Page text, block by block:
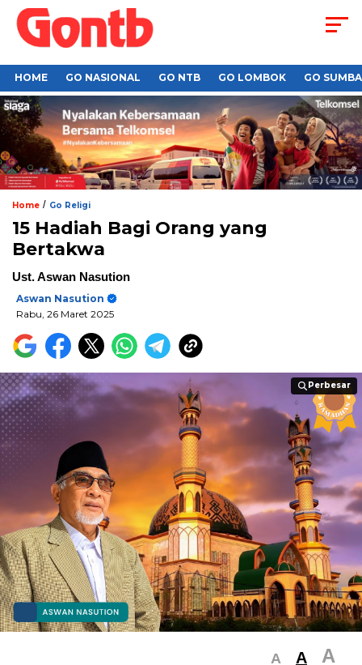
HOME GO NASIONAL GO NTB GO LOMBOK GO
Home / Go Religi
15 Hadiah Bagi Orang yang
Bertakwa
Ust. Aswan Nasution
Aswan Nasution
Rabu, 26 Maret 2025
Perbesar
Perbesar
A A A